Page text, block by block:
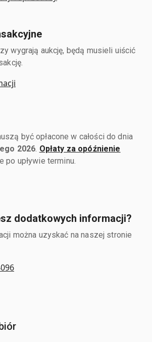
wygrają aukcję, będą musieli uiścić
być opłacone w całości do dnia
2026 Opłaty za opóźnienie
po upływie terminu.
dodatkowych informacji?
można uzyskać na naszej stronie